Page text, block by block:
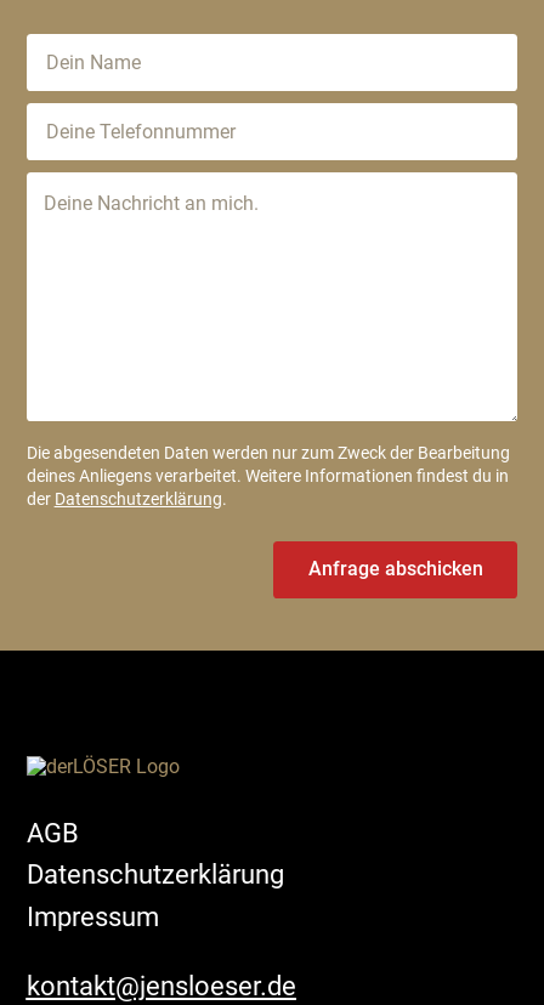
Die abgesendeten Daten werden nur zum Zweck der Bearbeitung
deines Anliegens verarbeitet. Weitere Informationen findest du in
der Datenschutzerklärung.
Anfrage abschicken
AGB
Datenschutzerklärung
Impressum
kontakt@jensloeser.de